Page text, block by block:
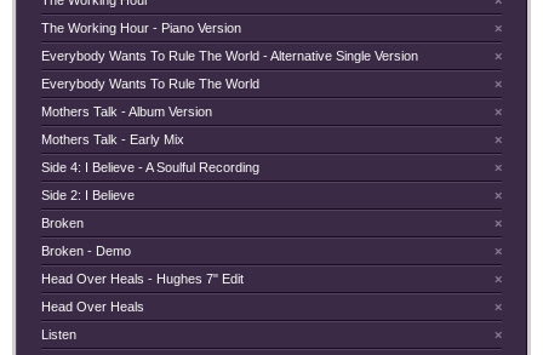
×
The Working Hour - Piano Version
×
Everybody Wants To Rule The World - Alternative Single Version
×
Everybody Wants To Rule The World
×
Mothers Talk - Album Version
×
Mothers Talk - Early Mix
×
Side 4: I Believe - A Soulful Recording
×
Side 2: I Believe
×
Broken
×
Broken - Demo
×
Head Over Heals - Hughes 7" Edit
×
Head Over Heals
×
Listen